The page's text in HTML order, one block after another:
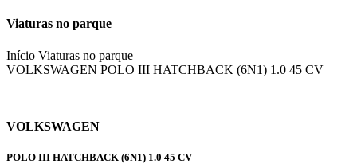
Viaturas no parque
Início Viaturas no parque
VOLKSWAGEN POLO III HATCHBACK (6N1) 1.0 45 CV
VOLKSWAGEN
POLO III HATCHBACK (6N1) 1.0 45 CV